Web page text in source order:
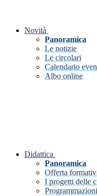
Novità
Panoramica
Le notizie
Le circolari
Calendario
Albo online
Didattica
Panoramica
Offerta
I progetti delle
Programmazioni